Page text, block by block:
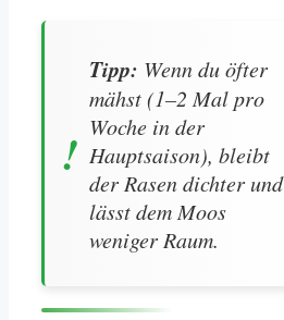
Tipp: Wenn du öfter
mähst (1–2 Mal pro
Woche in der
Hauptsaison), bleibt
der Rasen dichter und
lässt dem Moos
weniger Raum.